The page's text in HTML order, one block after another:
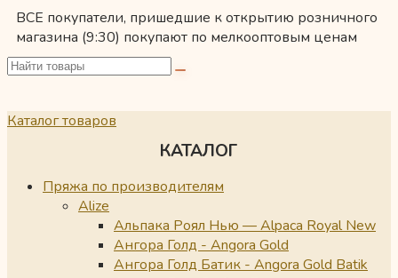
ВСЕ покупатели, пришедшие к открытию розничного
магазина (9:30) покупают по мелкооптовым ценам
Каталог товаров
КАТАЛОГ
Пряжа по производителям
Alize
Альпака Роял Нью — Alpaca Royal New
Ангора Голд - Angora Gold
Ангора Голд Батик - Angora Gold Batik